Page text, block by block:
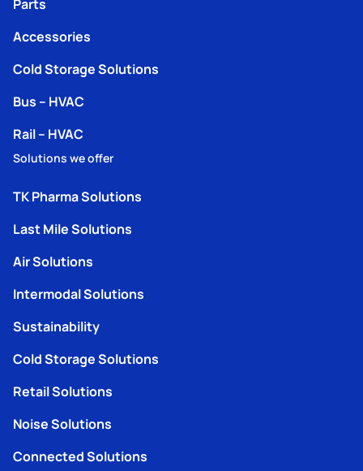
Accessories
Cold Storage Solutions
Bus – HVAC
Rail – HVAC
Solutions we offer
TK Pharma Solutions
Last Mile Solutions
Air Solutions
Intermodal Solutions
Sustainability
Cold Storage Solutions
Retail Solutions
Noise Solutions
Connected Solutions